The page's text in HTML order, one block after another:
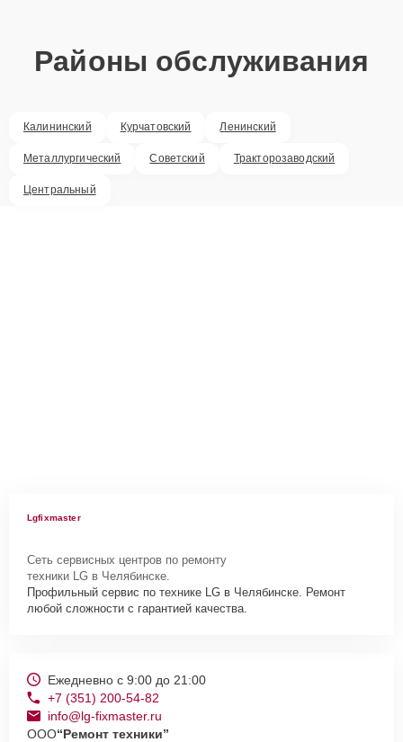
Районы обслуживания
Калининский Курчатовский Ленинский
Металлургический Советский Тракторозаводский
Центральный
Lgfixmaster
Сеть сервисных центров по ремонту
техники LG в Челябинске.
Профильный сервис по технике LG в Челябинске. Ремонт
любой сложности с гарантией качества.
Ежедневно с 9:00 до 21:00
+7 (351) 200-54-82
info@lg-fixmaster.ru
ООО“Ремонт техники”